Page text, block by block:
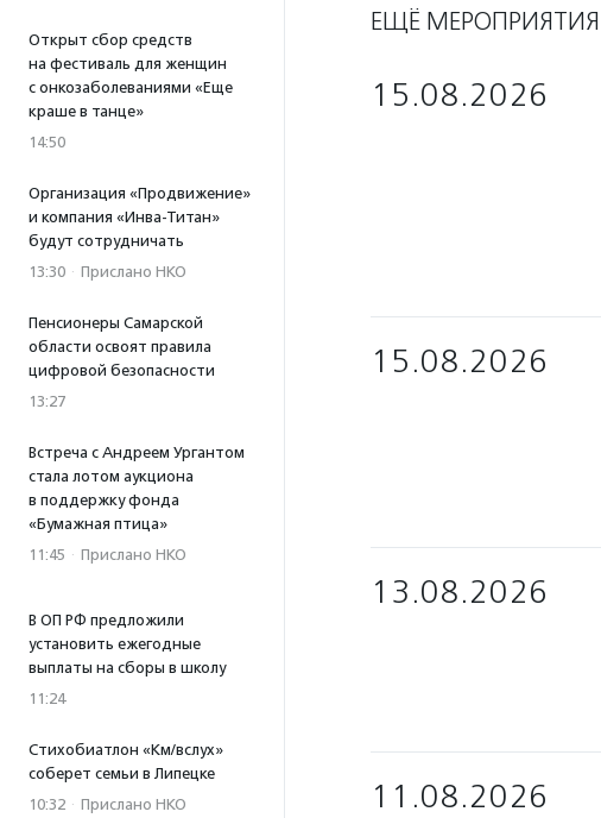
Открыт сбор средств
на фестиваль для женщин
с онкозаболеваниями «Еще
краше в танце»
14:50
Организация «Продвижение»
и компания «Инва-Титан»
будут сотрудничать
13:30 · Прислано НКО
Пенсионеры Самарской
области освоят правила
цифровой безопасности
13:27
Встреча с Андреем Ургантом
стала лотом аукциона
в поддержку фонда
«Бумажная птица»
11:45 · Прислано НКО
В ОП РФ предложили
установить ежегодные
выплаты на сборы в школу
11:24
Стихобиатлон «Км/вслух»
соберет семьи в Липецке
10:32 · Прислано НКО
ЕЩЁ МЕРОПРИЯТИЯ
15.08.2026
15.08.2026
13.08.2026
11.08.2026